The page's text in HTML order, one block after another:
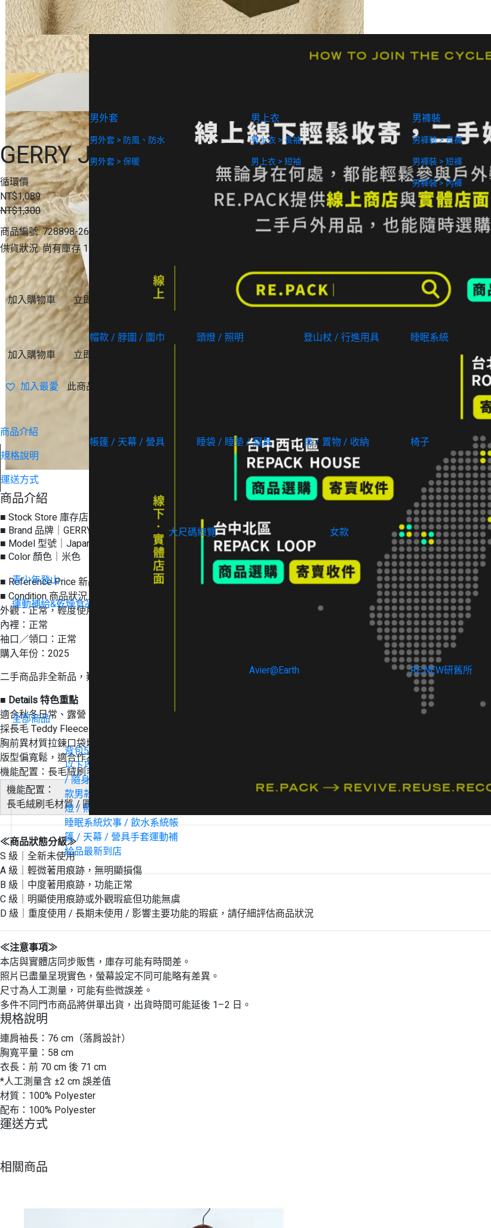
男款
男外套
男外套 > 防風、防水
男外套 > 保暖
男上衣
男上衣 > 長袖
男上衣 > 短袖
男褲裝
男褲裝 > 長褲
男褲裝 > 短褲
男褲裝 > 內褲
登山用具
帽款 / 脖圍 / 圍巾 頭燈 / 照明 登山杖 / 行進用具 睡眠系統
帳篷 / 天幕 / 營具 睡袋 / 睡墊 / 寢具 桌 / 置物 / 收納 椅子
大尺碼
大尺碼總覽 女款
青少年登山
運動補給&乾燥食品
循環設計好物
Avier@Earth RE:NEW研舊所
全部商品
背包50L 以上
以下攻頂包 / 單日包
/ 隨身小包
款男款
燈 / 照明
睡眠系統炊事 / 飲水系統帳
篷 / 天幕 / 營具手套運動補
給品最新到店
GERRY Japan Boa Fleece Crew / Boa
循環價
NT$1,089
NT$1,300
商品編號:728898-260522-005
供貨狀況:尚有庫存 1
加入購物車 立即購買
加入購物車 立即購買
加入最愛 此商品 「 最高 」可以折抵紅利
商品介紹
規格說明
運送方式
商品介紹
■ Stock Store 庫存店｜REPACK LOOP
■ Brand 品牌｜GERRY
■ Model 型號｜Japan Boa Fleece Crew / Boa Pullover 長毛絨刷毛保暖衣
■ Color 顏色｜米色
■ Reference Price 新品參考價格｜NT$ 1,300
■ Condition 商品狀況｜A 級
外觀：正常，輕度使用
內裡：正常
袖口／領口：正常
購入年份：2025
二手商品非全新品，難免有正常使用痕跡；如需更多細節照片或實拍影片，歡迎私訊官方 LINE。
■ Details 特色重點
適合秋冬日常、露營、旅行與輕戶外穿搭
採長毛 Teddy Fleece 結構，提升保暖與蓄熱效果
胸前異材質拉鍊口袋增加 Outdoor 風格與收納機能
版型偏寬鬆，適合作為中層或單穿使用
機能配置：長毛絨刷毛 / 圓領套頭設計 / 胸前拉鍊口袋 / 雙側插手口袋 / 輕量保暖 / 中層疊穿
機能配置：
長毛絨刷毛材質 / 圓領套頭設計 / 輕量保暖 / 柔軟親膚 / 日本設計風格 / 休閒與戶外兩用
≪商品狀態分級≫
S 級｜全新未使用
A 級｜輕微著用痕跡，無明顯損傷
B 級｜中度著用痕跡，功能正常
C 級｜明顯使用痕跡或外觀瑕疵但功能無虞
D 級｜重度使用 / 長期未使用 / 影響主要功能的瑕疵，請仔細評估商品狀況
≪注意事項≫
本店與實體店同步販售，庫存可能有時間差。
照片已盡量呈現實色，螢幕設定不同可能略有差異。
尺寸為人工測量，可能有些微誤差。
多件不同門市商品將併單出貨，出貨時間可能延後 1–2 日。
規格說明
連肩袖長：76 cm（落肩設計）
胸寬平量：58 cm
衣長：前 70 cm 後 71 cm
*人工測量含 ±2 cm 誤差值
材質：100% Polyester
配布：100% Polyester
運送方式
相關商品